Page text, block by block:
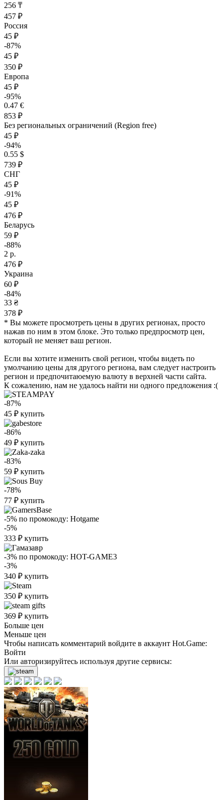
256 ₸
457 ₽
Россия
45 ₽
-87%
45 ₽
350 ₽
Европа
45 ₽
-95%
0.47 €
853 ₽
Без региональных ограничений (Region free)
45 ₽
-94%
0.55 $
739 ₽
СНГ
45 ₽
-91%
45 ₽
476 ₽
Беларусь
59 ₽
-88%
2 р.
476 ₽
Украина
60 ₽
-84%
33 ₴
378 ₽
* Вы можете просмотреть цены в других регионах, просто
нажав по ним в этом блоке. Это только предпросмотр цен,
который не меняет ваш регион.
Если вы хотите изменить свой регион, чтобы видеть по
умолчанию цены для другого региона, вам следует настроить
регион и предпочитаюемую валюту в верхней части сайта.
К сожалению, нам не удалось найти ни одного предложения :(
-87%
45 ₽ купить
-86%
49 ₽ купить
-83%
59 ₽ купить
-78%
77 ₽ купить
-5% по промокоду: Hotgame
-5%
333 ₽ купить
-3% по промокоду: HOT-GAME3
-3%
340 ₽ купить
350 ₽ купить
369 ₽ купить
Больше цен
Меньше цен
Чтобы написать комментарий войдите в аккаунт Hot.Game:
Войти
Или авторизируйтесь используя другие сервисы: